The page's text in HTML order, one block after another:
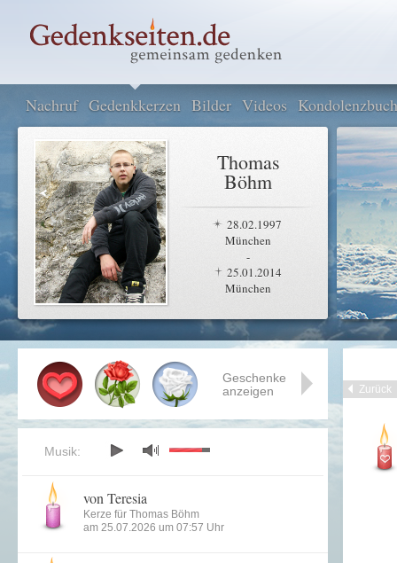
Nachruf Gedenkkerzen Bilder Videos Kondolenzbuch
Thomas
Böhm
28.02.1997
München
-
25.01.2014
München
Zurück
Geschenke
anzeigen
Musik:
von Teresia
Kerze für Thomas Böhm
am 25.07.2026 um 07:57 Uhr